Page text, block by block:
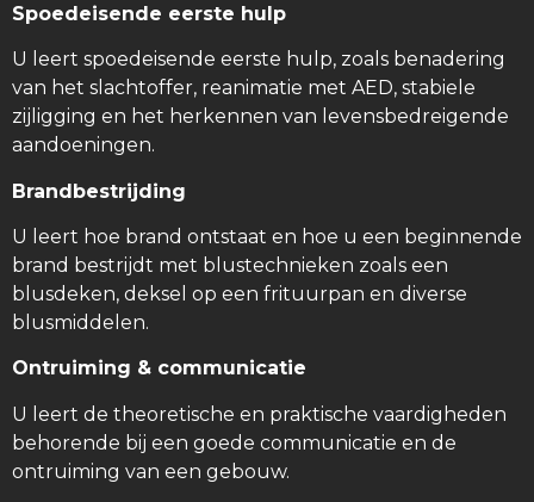
Spoedeisende eerste hulp
U leert spoedeisende eerste hulp, zoals benadering
van het slachtoffer, reanimatie met AED, stabiele
zijligging en het herkennen van levensbedreigende
aandoeningen.
Brandbestrijding
U leert hoe brand ontstaat en hoe u een beginnende
brand bestrijdt met blustechnieken zoals een
blusdeken, deksel op een frituurpan en diverse
blusmiddelen.
Ontruiming & communicatie
U leert de theoretische en praktische vaardigheden
behorende bij een goede communicatie en de
ontruiming van een gebouw.